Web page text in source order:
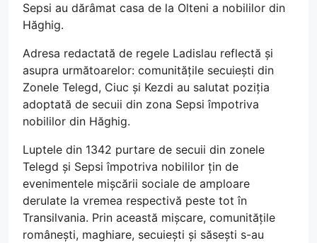
Sepsi au dărâmat casa de la Olteni a nobililor din
Hăghig.
Adresa redactată de regele Ladislau reflectă și
asupra următoarelor: comunitățile secuiești din
Zonele Telegd, Ciuc și Kezdi au salutat poziția
adoptată de secuii din zona Sepsi împotriva
nobililor din Hăghig.
Luptele din 1342 purtare de secuii din zonele
Telegd și Sepsi împotriva nobililor țin de
evenimentele mișcării sociale de amploare
derulate la vremea respectivă peste tot în
Transilvania. Prin această mișcare, comunitățile
românești, maghiare, secuiești și săsești s-au